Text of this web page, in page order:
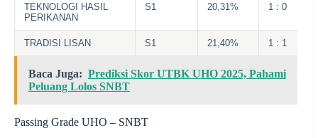
TEKNOLOGI HASIL
PERIKANAN
S1 20,31% 1 : 0
TRADISI LISAN S1 21,40% 1 : 1
Baca Juga: Prediksi Skor UTBK UHO 2025, Pahami
Peluang Lolos SNBT
Passing Grade UHO – SNBT